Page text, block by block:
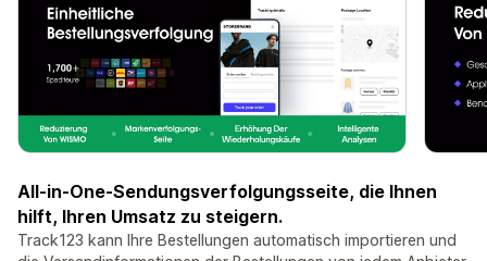
All-in-One-Sendungsverfolgungsseite, die Ihnen
hilft, Ihren Umsatz zu steigern.
Track123 kann Ihre Bestellungen automatisch importieren und